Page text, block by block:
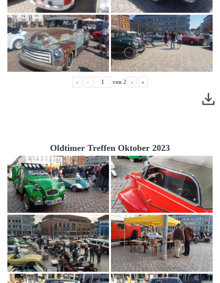
« ‹ von 2 › »
Oldtimer Treffen Oktober 2023